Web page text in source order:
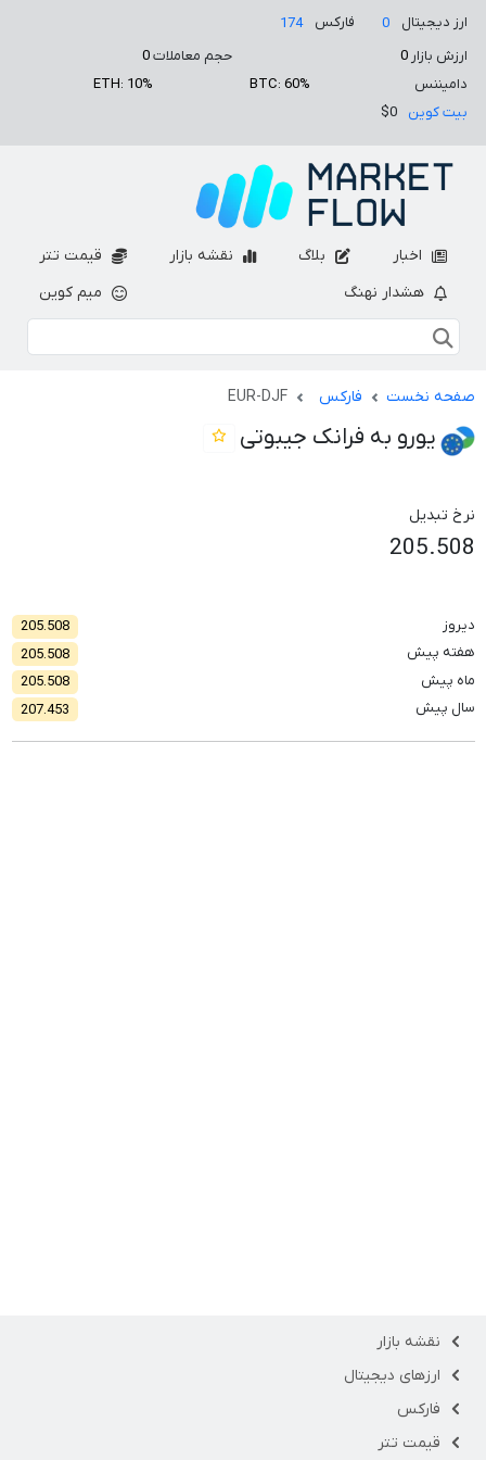
ارز دیجیتال 0 فارکس
174
ارزش بازار0 حجم معاملات0
دامیننس
BTC: 60%
ETH: 10%
بیت کوین
$0
اخبار بلاگ نقشه بازار
قیمت تتر
هشدار نهنگ
میم کوین
صفحه نخست فارکس EUR-DJF
یورو به فرانک جیبوتی
نرخ تبدیل
205.508
دیروز
205.508
هفته پیش
205.508
ماه پیش
205.508
سال پیش
207.453
نقشه بازار
ارزهای دیجیتال
فارکس
قیمت تتر